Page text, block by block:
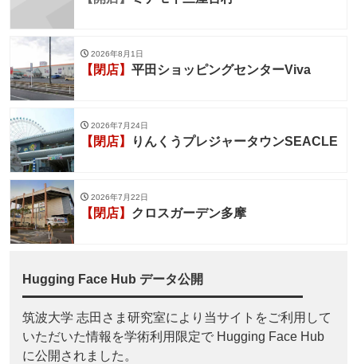
2026年8月1日
【閉店】 平田ショッピングセンターViva
2026年7月24日
【閉店】 りんくうプレジャータウンSEACLE
2026年7月22日
【閉店】 クロスガーデン多摩
Hugging Face Hub データ公開
筑波大学 志田さま研究室により当サイトをご利用して
いただいた情報を学術利用限定で Hugging Face Hub
に公開されました。